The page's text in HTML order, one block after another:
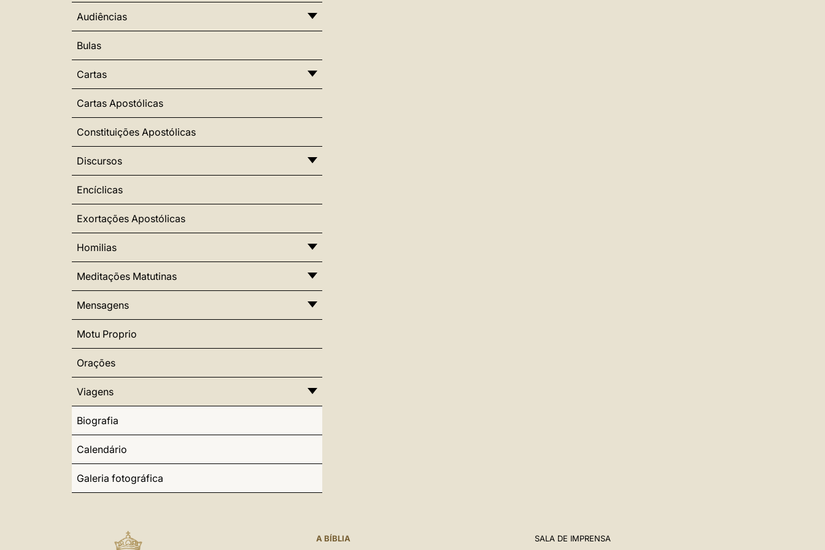
Audiências
Bulas
Cartas
Cartas Apostólicas
Constituições Apostólicas
Discursos
Encíclicas
Exortações Apostólicas
Homilias
Meditações Matutinas
Mensagens
Motu Proprio
Orações
Viagens
Biografia
Calendário
Galeria fotográfica
A BÍBLIA SALA DE IMPRENSA